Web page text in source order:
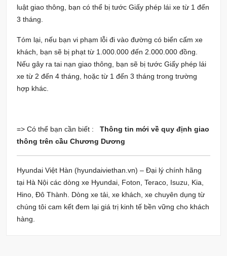
luật giao thông, bạn có thể bị tước Giấy phép lái xe từ 1 đến
3 tháng.
Tóm lại, nếu bạn vi phạm lỗi đi vào đường có biển cấm xe
khách, bạn sẽ bị phạt từ 1.000.000 đến 2.000.000 đồng.
Nếu gây ra tai nạn giao thông, bạn sẽ bị tước Giấy phép lái
xe từ 2 đến 4 tháng, hoặc từ 1 đến 3 tháng trong trường
hợp khác.
=> Có thể bạn cần biết : Thông tin mới về quy định giao
thông trên cầu Chương Dương
Hyundai Việt Hàn (hyundaiviethan.vn) – Đại lý chính hãng
tại Hà Nội các dòng xe Hyundai, Foton, Teraco, Isuzu, Kia,
Hino, Đô Thành. Dòng xe tải, xe khách, xe chuyên dụng từ
chúng tôi cam kết đem lại giá trị kinh tế bền vững cho khách
hàng.